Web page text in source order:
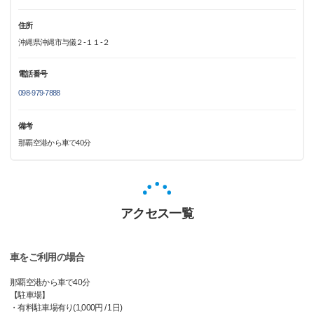
住所
沖縄県沖縄市与儀２-１１-２
電話番号
098-979-7888
備考
那覇空港から車で40分
アクセス一覧
車をご利用の場合
那覇空港から車で40分
【駐車場】
・有料駐車場有り(1,000円 / 1日)